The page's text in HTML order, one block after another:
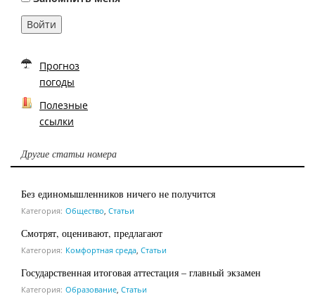
Войти
Прогноз
погоды
Полезные
ссылки
Другие статьи номера
Без единомышленников ничего не получится
Категория: Общество, Статьи
Смотрят, оценивают, предлагают
Категория: Комфортная среда, Статьи
Государственная итоговая аттестация – главный экзамен
Категория: Образование, Статьи